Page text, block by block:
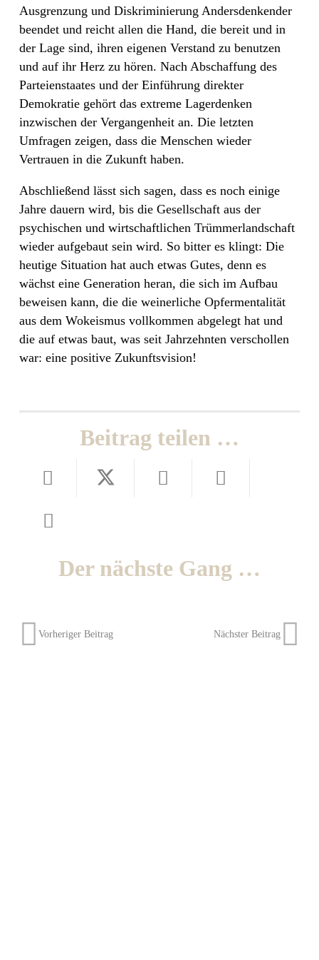
Ausgrenzung und Diskriminierung Andersdenkender
beendet und reicht allen die Hand, die bereit und in
der Lage sind, ihren eigenen Verstand zu benutzen
und auf ihr Herz zu hören. Nach Abschaffung des
Parteienstaates und der Einführung direkter
Demokratie gehört das extreme Lagerdenken
inzwischen der Vergangenheit an. Die letzten
Umfragen zeigen, dass die Menschen wieder
Vertrauen in die Zukunft haben.
Abschließend lässt sich sagen, dass es noch einige
Jahre dauern wird, bis die Gesellschaft aus der
psychischen und wirtschaftlichen Trümmerlandschaft
wieder aufgebaut sein wird. So bitter es klingt: Die
heutige Situation hat auch etwas Gutes, denn es
wächst eine Generation heran, die sich im Aufbau
beweisen kann, die die weinerliche Opfermentalität
aus dem Wokeismus vollkommen abgelegt hat und
die auf etwas baut, was seit Jahrzehnten verschollen
war: eine positive Zukunftsvision!
Beitrag teilen …
Der nächste Gang …
Vorheriger Beitrag Nächster Beitrag